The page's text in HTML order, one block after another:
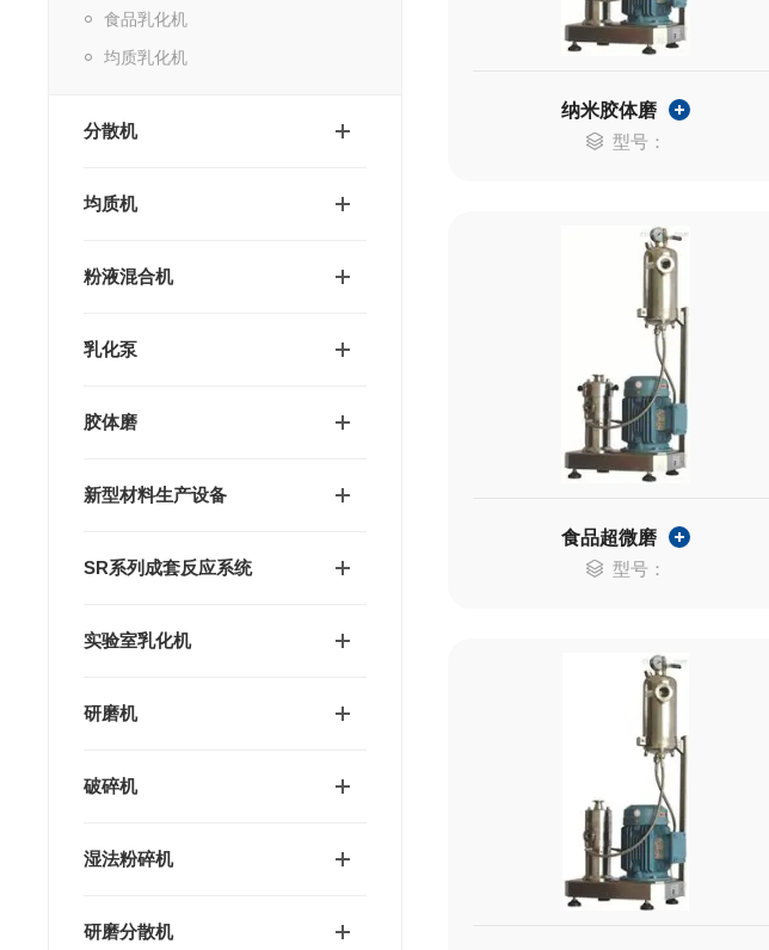
食品乳化机
均质乳化机
分散机
均质机
粉液混合机
乳化泵
胶体磨
新型材料生产设备
SR系列成套反应系统
实验室乳化机
研磨机
破碎机
湿法粉碎机
研磨分散机
纳米胶体磨
型号：
食品超微磨
型号：